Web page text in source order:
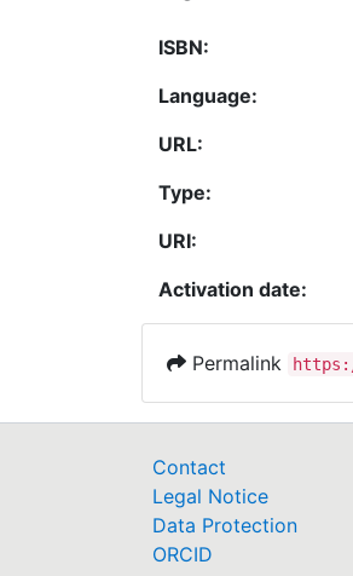
ISBN:
Language:
URL:
Type:
URI:
Activation date:
Permalink
Contact
Legal Notice
Data Protection
ORCID